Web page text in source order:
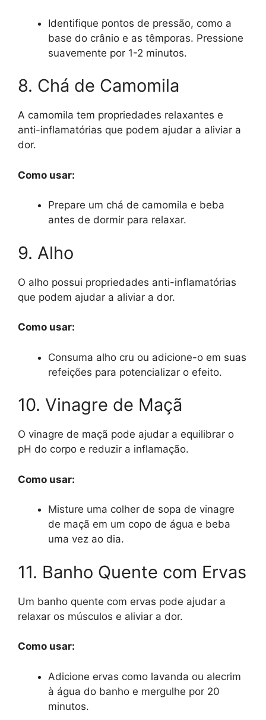
Identifique pontos de pressão, como a
base do crânio e as têmporas. Pressione
suavemente por 1-2 minutos.
8. Chá de Camomila
A camomila tem propriedades relaxantes e
anti-inflamatórias que podem ajudar a aliviar a
dor.
Como usar:
Prepare um chá de camomila e beba
antes de dormir para relaxar.
9. Alho
O alho possui propriedades anti-inflamatórias
que podem ajudar a aliviar a dor.
Como usar:
Consuma alho cru ou adicione-o em suas
refeições para potencializar o efeito.
10. Vinagre de Maçã
O vinagre de maçã pode ajudar a equilibrar o
pH do corpo e reduzir a inflamação.
Como usar:
Misture uma colher de sopa de vinagre
de maçã em um copo de água e beba
uma vez ao dia.
11. Banho Quente com Ervas
Um banho quente com ervas pode ajudar a
relaxar os músculos e aliviar a dor.
Como usar:
Adicione ervas como lavanda ou alecrim
à água do banho e mergulhe por 20
minutos.